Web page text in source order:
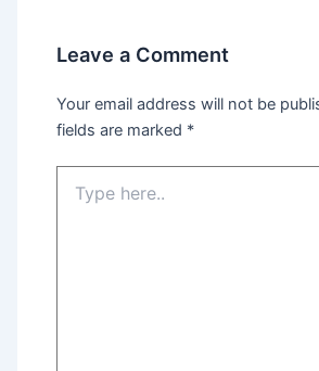
Leave a Comment
Your email address will not be
fields are marked *
here..